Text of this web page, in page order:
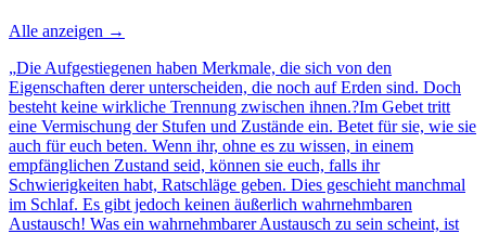
Alle anzeigen →
„Die Aufgestiegenen haben Merkmale, die sich von den
Eigenschaften derer unterscheiden, die noch auf Erden sind. Doch
besteht keine wirkliche Trennung zwischen ihnen.?Im Gebet tritt
eine Vermischung der Stufen und Zustände ein. Betet für sie, wie sie
auch für euch beten. Wenn ihr, ohne es zu wissen, in einem
empfänglichen Zustand seid, können sie euch, falls ihr
Schwierigkeiten habt, Ratschläge geben. Dies geschieht manchmal
im Schlaf. Es gibt jedoch keinen äußerlich wahrnehmbaren
Austausch! Was ein wahrnehmbarer Austausch zu sein scheint, ist